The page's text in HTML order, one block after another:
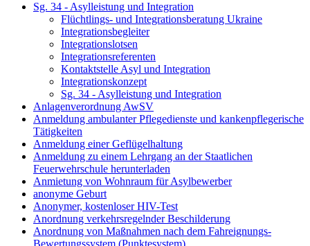
Sg. 34 - Asylleistung und Integration
Flüchtlings- und Integrationsberatung Ukraine
Integrationsbegleiter
Integrationslotsen
Integrationsreferenten
Kontaktstelle Asyl und Integration
Integrationskonzept
Sg. 34 - Asylleistung und Integration
Anlagenverordnung AwSV
Anmeldung ambulanter Pflegedienste und kankenpflegerische
Tätigkeiten
Anmeldung einer Geflügelhaltung
Anmeldung zu einem Lehrgang an der Staatlichen
Feuerwehrschule herunterladen
Anmietung von Wohnraum für Asylbewerber
anonyme Geburt
Anonymer, kostenloser HIV-Test
Anordnung verkehrsregelnder Beschilderung
Anordnung von Maßnahmen nach dem Fahreignungs-
Bewertungssystem (Punktesystem)